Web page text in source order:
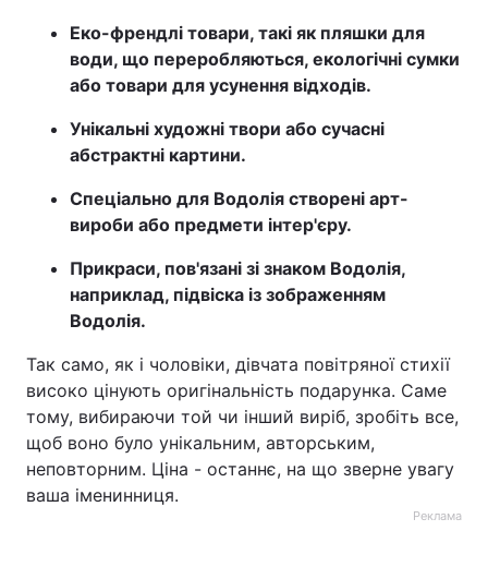
Еко-френдлі товари, такі як пляшки для
води, що переробляються, екологічні сумки
або товари для усунення відходів.
Унікальні художні твори або сучасні
абстрактні картини.
Спеціально для Водолія створені арт-
вироби або предмети інтер'єру.
Прикраси, пов'язані зі знаком Водолія,
наприклад, підвіска із зображенням
Водолія.
Так само, як і чоловіки, дівчата повітряної стихії
високо цінують оригінальність подарунка. Саме
тому, вибираючи той чи інший виріб, зробіть все,
щоб воно було унікальним, авторським,
неповторним. Ціна - останнє, на що зверне увагу
ваша іменинниця.
Реклама